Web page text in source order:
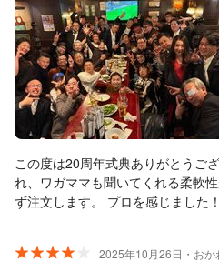
この度は20周年式典ありがとうご
れ、ワガママも聞いてくれる柔軟
ず注文します。 プロを感じました！
2025年10月26日・おか